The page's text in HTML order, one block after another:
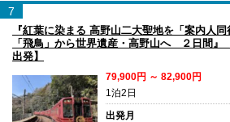
7
『紅葉に染まる 高野山二大聖地を「案内人
「飛鳥」から世界遺産・高野山へ ２日間』
出発】
79,900円 ～ 82,900円
1泊2日
出発月